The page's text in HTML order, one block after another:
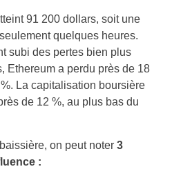
91 200 dollars, soit une
quelques heures.
subi des pertes bien plus
Ethereum a perdu près de 18
La capitalisation boursière
de 12 %, au plus bas du
on peut noter 3
: